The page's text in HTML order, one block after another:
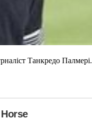
Танкредо Палмері.